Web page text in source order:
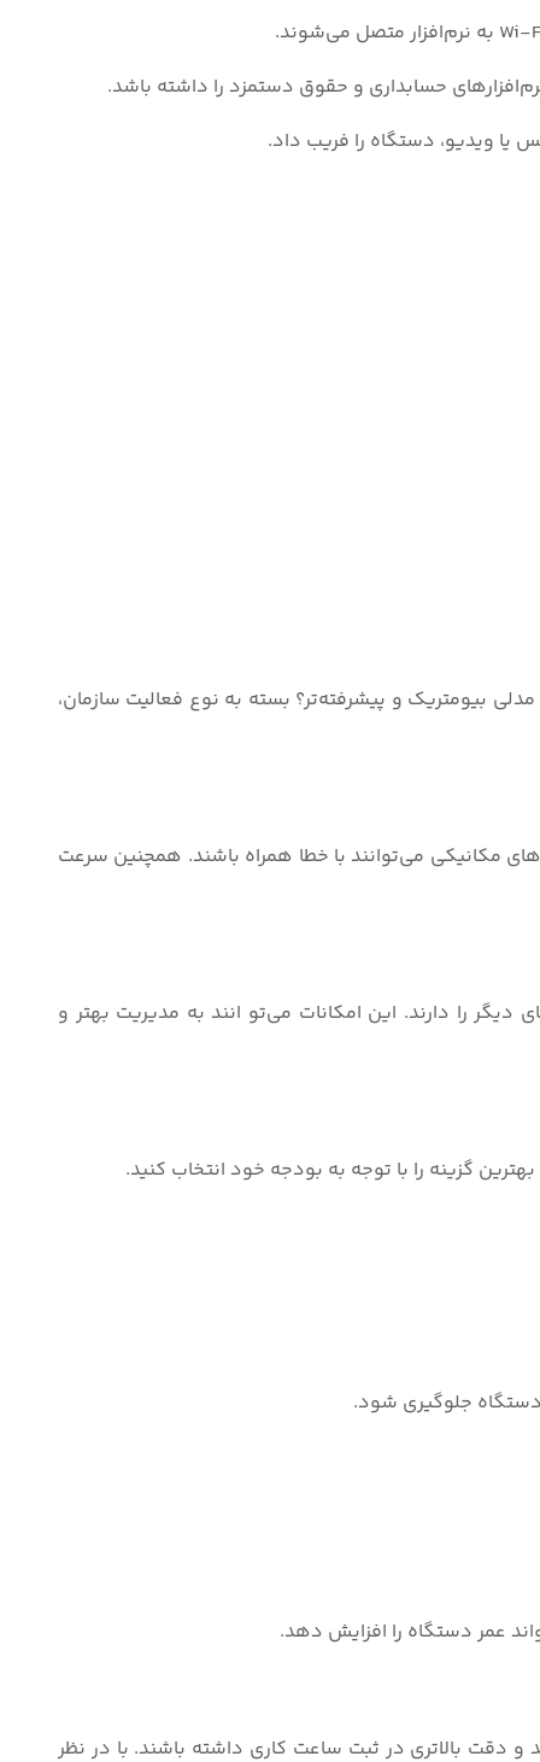
حسابداری و حقوق دستمزد را داشته باشد.
بیومتریک و پیشرفته‌تر؟ بسته به نوع فعالیت سازمان،
مکانیکی می‌توانند با خطا همراه باشند. همچنین سرعت
دیگر را دارند. این امکانات می‌تو انند به مدیریت بهتر و
گزینه را با توجه به بودجه خود انتخاب کنید.
دستگاه جلوگیری شود.
عمر دستگاه را افزایش دهد.
دقت بالاتری در ثبت ساعت کاری داشته باشند. با در نظر